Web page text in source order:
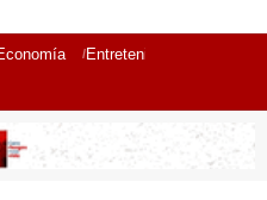
Entretenimiento